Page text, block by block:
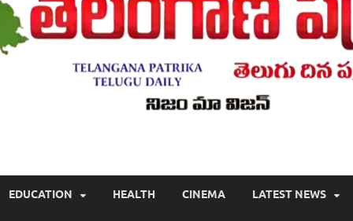
, తాజా వార్తలు , తెలుగు వార్తలు , బ్రేకింగ్ న్యూస్ తెలుగులో , తెలంగాణ లో తాజా
EDUCATION HEALTH CINEMA LATEST NEWS